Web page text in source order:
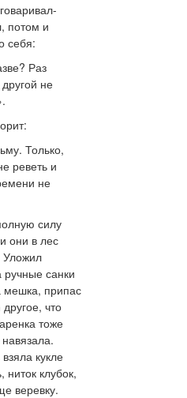
потом и
себя:
Раз
не
Только,
реветь и
не
силу
они в лес
Уложил
ручные санки
мешка, припас
что
тоже
кукле
ниток клубок,
веревку.